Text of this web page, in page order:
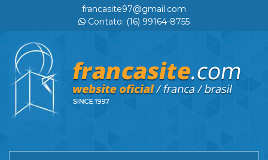
francasite97@gmail.com
Contato: (16) 99164-8755